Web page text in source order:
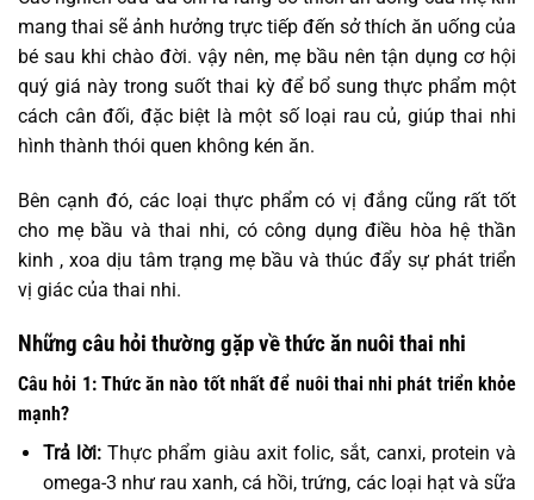
mang thai sẽ ảnh hưởng trực tiếp đến sở thích ăn uống của
bé sau khi chào đời. vậy nên, mẹ bầu nên tận dụng cơ hội
quý giá này trong suốt thai kỳ để bổ sung thực phẩm một
cách cân đối, đặc biệt là một số loại rau củ, giúp thai nhi
hình thành thói quen không kén ăn.
Bên cạnh đó, các loại thực phẩm có vị đắng cũng rất tốt
cho mẹ bầu và thai nhi, có công dụng điều hòa hệ thần
kinh , xoa dịu tâm trạng mẹ bầu và thúc đẩy sự phát triển
vị giác của thai nhi.
Những câu hỏi thường gặp về thức ăn nuôi thai nhi
Câu hỏi 1: Thức ăn nào tốt nhất để nuôi thai nhi phát triển khỏe
mạnh?
Trả lời: Thực phẩm giàu axit folic, sắt, canxi, protein và
omega-3 như rau xanh, cá hồi, trứng, các loại hạt và sữa